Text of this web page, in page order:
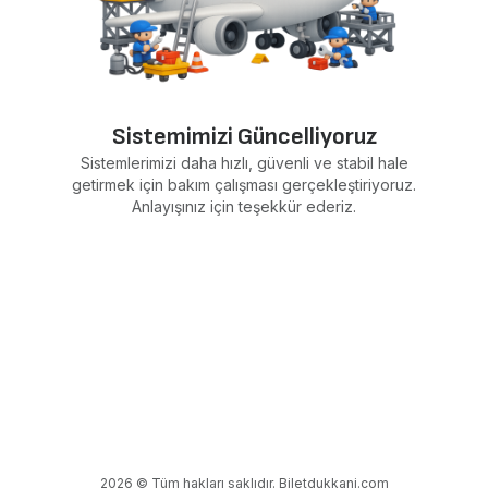
Sistemimizi Güncelliyoruz
Sistemlerimizi daha hızlı, güvenli ve stabil hale
getirmek için bakım çalışması gerçekleştiriyoruz.
Anlayışınız için teşekkür ederiz.
2026 © Tüm hakları saklıdır. Biletdukkani.com